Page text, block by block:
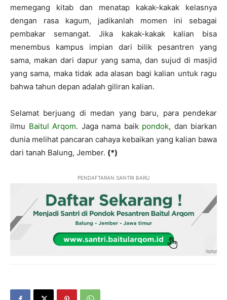
memegang kitab dan menatap kakak-kakak kelasnya
dengan rasa kagum, jadikanlah momen ini sebagai
pembakar semangat. Jika kakak-kakak kalian bisa
menembus kampus impian dari bilik pesantren yang
sama, makan dari dapur yang sama, dan sujud di masjid
yang sama, maka tidak ada alasan bagi kalian untuk ragu
bahwa tahun depan adalah giliran kalian.
Selamat berjuang di medan yang baru, para pendekar
ilmu Baitul Arqom. Jaga nama baik pondok, dan biarkan
dunia melihat pancaran cahaya kebaikan yang kalian bawa
dari tanah Balung, Jember. (*)
PENDAFTARAN SANTRI BARU